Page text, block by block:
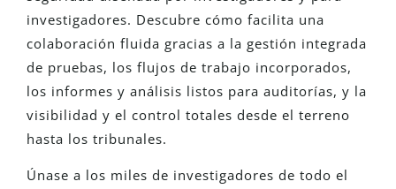
investigadores. Descubre cómo facilita una
colaboración fluida gracias a la gestión integrada
de pruebas, los flujos de trabajo incorporados,
los informes y análisis listos para auditorías, y la
visibilidad y el control totales desde el terreno
hasta los tribunales.
Únase a los miles de investigadores de todo el